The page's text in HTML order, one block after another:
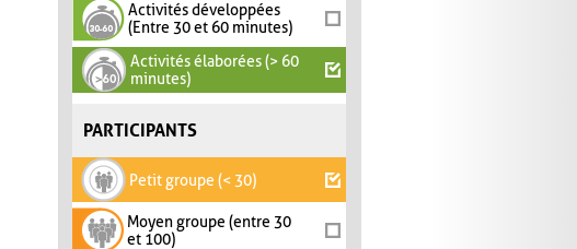
Activités développées
(Entre 30 et 60 minutes)
Activités élaborées (> 60
minutes)
PARTICIPANTS
Petit groupe (< 30)
Moyen groupe (entre 30
et 100)